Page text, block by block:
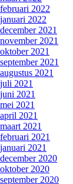
februari 2022
januari 2022
december 2021
november 2021
oktober 2021
september 2021
augustus 2021
juli 2021
juni 2021
mei 2021
april 2021
maart 2021
februari 2021
januari 2021
december 2020
oktober 2020
september 2020